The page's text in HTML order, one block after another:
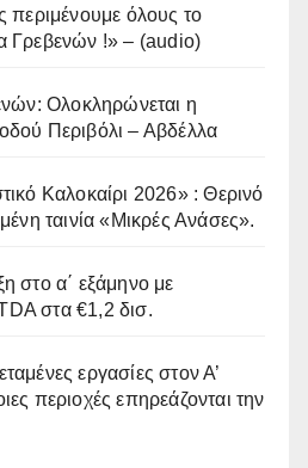
περιμένουμε όλους το
Γρεβενών !» – (audio)
Ολοκληρώνεται η
Περιβόλι – Αβδέλλα
Καλοκαίρι 2026» : Θερινό
ταινία «Μικρές Ανάσες».
στο α΄ εξάμηνο με
στα €1,2 δισ.
εργασίες στον Α’
περιοχές επηρεάζονται την